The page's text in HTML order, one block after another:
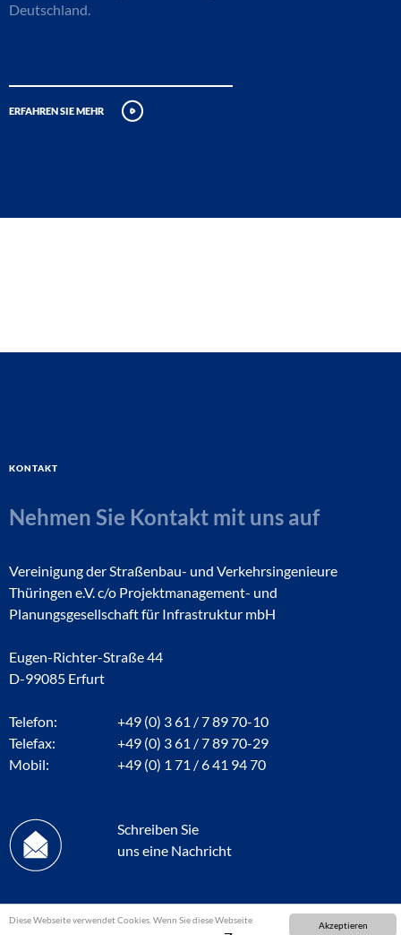
Akzeptieren
Diese Webseite verwendet Cookies. Wenn Sie diese Webseite
Deutschland.
erfahren sie mehr
Kontakt
Nehmen Sie Kontakt mit uns auf
Vereinigung der Straßenbau- und Verkehrsingenieure
Thüringen e.V. c/o Projektmanagement- und
Planungsgesellschaft für Infrastruktur mbH
Eugen-Richter-Straße 44
D-99085 Erfurt
Telefon:
+49 (0) 3 61 / 7 89 70-10
Telefax:
+49 (0) 3 61 / 7 89 70-29
Mobil:
+49 (0) 1 71 / 6 41 94 70
Schreiben Sie
uns eine Nachricht